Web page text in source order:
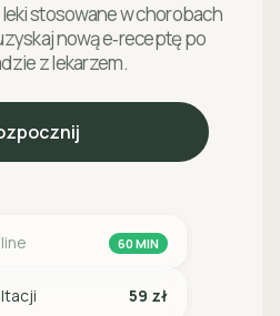
stosowane w chorobach
nową e‑receptę po
z lekarzem.
60 MIN
59 zł